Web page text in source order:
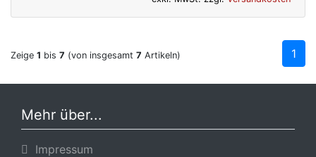
Zeige 1 bis 7 (von insgesamt 7 Artikeln) 1
Mehr über...
Impressum